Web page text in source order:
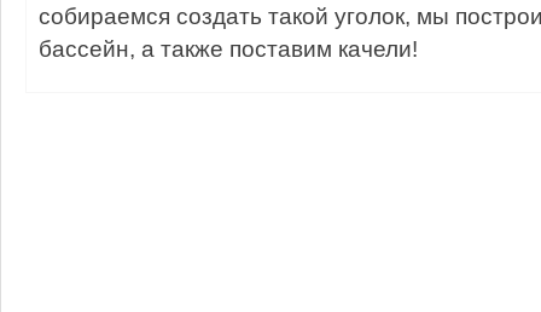
собираемся создать такой уголок, мы
бассейн, а также поставим качели!